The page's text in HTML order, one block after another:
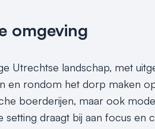
omgeving
Utrechtse landschap, met
en rondom het dorp maken
boerderijen, maar ook
draagt bij aan focus en